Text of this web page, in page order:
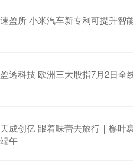
速盈所 小米汽车新专利可提升智
盈透科技 欧洲三大股指7月2日全
天成创亿 跟着味蕾去旅行｜槲叶
端午